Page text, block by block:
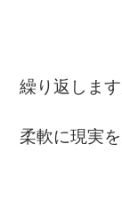
繰り返します
柔軟に現実